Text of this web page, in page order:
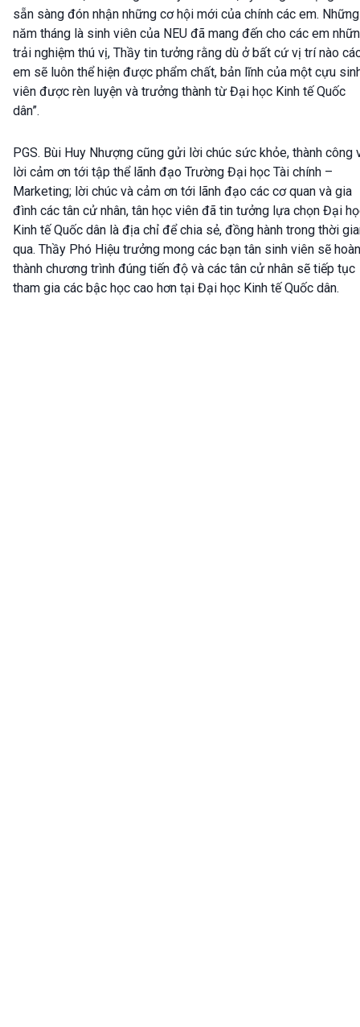
sẵn sàng đón nhận những cơ hội mới của chính các em. Những
năm tháng là sinh viên của NEU đã mang đến cho các em
trải nghiệm thú vị, Thầy tin tưởng rằng dù ở bất cứ vị trí nào
em sẽ luôn thể hiện được phẩm chất, bản lĩnh của một cựu
viên được rèn luyện và trưởng thành từ Đại học Kinh tế Quốc
dân”.
PGS. Bùi Huy Nhượng cũng gửi lời chúc sức khỏe, thành công
lời cảm ơn tới tập thể lãnh đạo Trường Đại học Tài chính –
Marketing; lời chúc và cảm ơn tới lãnh đạo các cơ quan và gia
đình các tân cử nhân, tân học viên đã tin tưởng lựa chọn Đại
Kinh tế Quốc dân là địa chỉ để chia sẻ, đồng hành trong thời
qua. Thầy Phó Hiệu trưởng mong các bạn tân sinh viên sẽ hoàn
thành chương trình đúng tiến độ và các tân cử nhân sẽ tiếp tục
tham gia các bậc học cao hơn tại Đại học Kinh tế Quốc dân.